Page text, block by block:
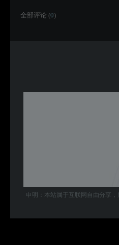
全部评论 (0)
申明：本站属于互联网自由分享